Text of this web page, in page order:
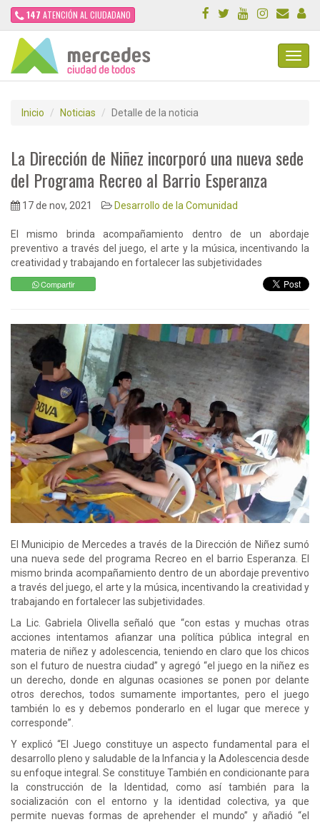
147 ATENCIÓN AL CIUDADANO
Inicio Noticias Detalle de la noticia
La Dirección de Niñez incorporó una nueva sede
del Programa Recreo al Barrio Esperanza
17 de nov, 2021 Desarrollo de la Comunidad
El mismo brinda acompañamiento dentro de un abordaje
preventivo a través del juego, el arte y la música, incentivando la
creatividad y trabajando en fortalecer las subjetividades
Compartir
El Municipio de Mercedes a través de la Dirección de Niñez sumó
una nueva sede del programa Recreo en el barrio Esperanza. El
mismo brinda acompañamiento dentro de un abordaje preventivo
a través del juego, el arte y la música, incentivando la creatividad y
trabajando en fortalecer las subjetividades.
La Lic. Gabriela Olivella señaló que “con estas y muchas otras
acciones intentamos afianzar una política pública integral en
materia de niñez y adolescencia, teniendo en claro que los chicos
son el futuro de nuestra ciudad” y agregó “el juego en la niñez es
un derecho, donde en algunas ocasiones se ponen por delante
otros derechos, todos sumamente importantes, pero el juego
también lo es y debemos ponderarlo en el lugar que merece y
corresponde”.
Y explicó “El Juego constituye un aspecto fundamental para el
desarrollo pleno y saludable de la Infancia y la Adolescencia desde
su enfoque integral. Se constituye También en condicionante para
la construcción de la Identidad, como así también para la
socialización con el entorno y la identidad colectiva, ya que
permite nuevas formas de aprehender el mundo” y añadió “el